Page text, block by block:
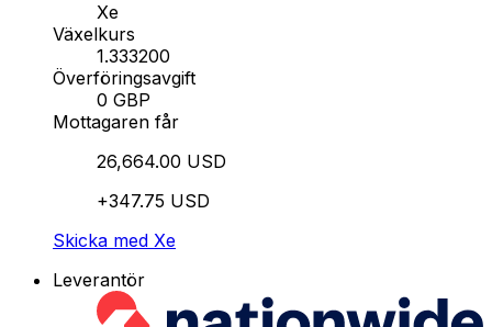
Xe
Växelkurs
1.333200
Överföringsavgift
0 GBP
Mottagaren får
26,664.00 USD
+347.75 USD
Skicka med Xe
Leverantör